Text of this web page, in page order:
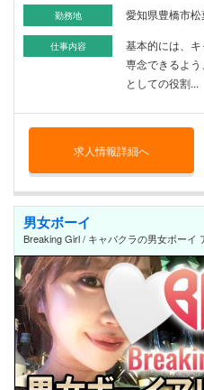
勤務地 愛知県豊橋市
仕事内容
基本的には、
専念できるよ
としての役割...
求人情報詳細へ
男女ボーイ
Breaking Girl / キャバクラの男女ボーイ